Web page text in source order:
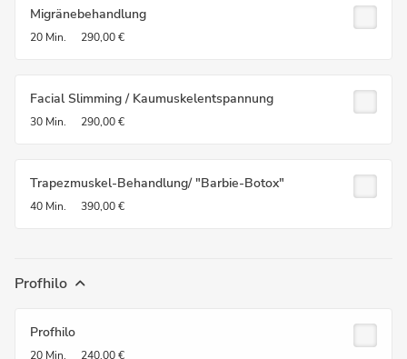
Migränebehandlung
20 Min. 290,00 €
Facial Slimming / Kaumuskelentspannung
30 Min. 290,00 €
Trapezmuskel-Behandlung/ "Barbie-Botox"
40 Min. 390,00 €
Profhilo
Profhilo
20 Min. 240,00 €